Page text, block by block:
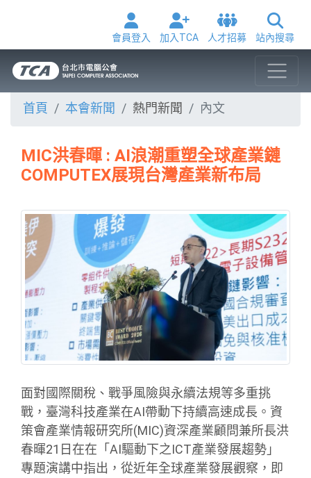
會員登入 加入TCA 人才招募 站內搜尋
首頁 本會新聞 熱門新聞 內文
MIC洪春暉 : AI浪潮重塑全球產業鏈
COMPUTEX展現台灣產業新布局
面對國際關稅、戰爭風險與永續法規等多重挑
戰，臺灣科技產業在AI帶動下持續高速成長。資
策會產業情報研究所(MIC)資深產業顧問兼所長洪
春暉21日在在「AI驅動下之ICT產業發展趨勢」
專題演講中指出，從近年全球產業發展觀察，即